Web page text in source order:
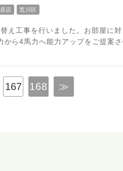
店 荒川区
え工事を行いました。お部屋に対
ら4馬力へ能力アップをご提案さ
167 168 ≫